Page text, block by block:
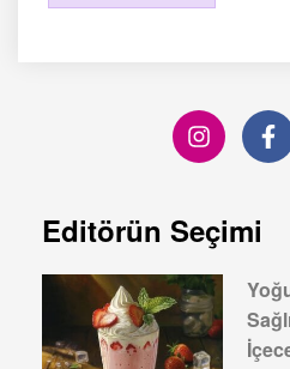
Editörün Seçimi